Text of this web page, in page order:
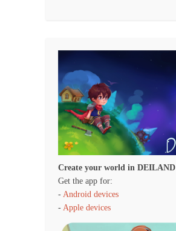
Create your world in DEILAND
Get the app for:
- Android devices
- Apple devices